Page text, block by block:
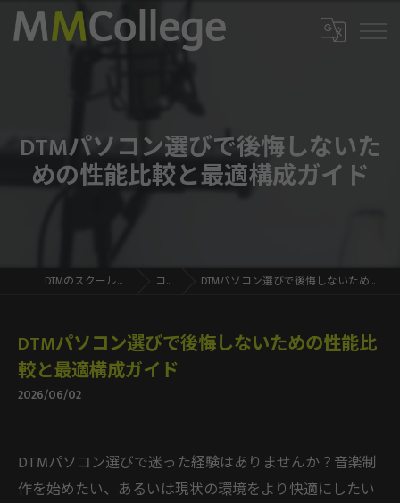
DTMパソコン選びで後悔しないた
めの性能比較と最適構成ガイド
DTMのスクールならMMCollege コラム DTMパソコン選びで後悔しないための性能比較と最適構成ガイド
DTMパソコン選びで後悔しないための性能比
較と最適構成ガイド
2026/06/02
DTMパソコン選びで迷った経験はありませんか？音楽制
作を始めたい、あるいは現状の環境をより快適にしたい